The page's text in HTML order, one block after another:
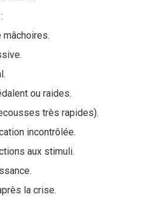
mâchoires.
ou raides.
très rapides).
incontrôlée.
aux stimuli.
la crise.